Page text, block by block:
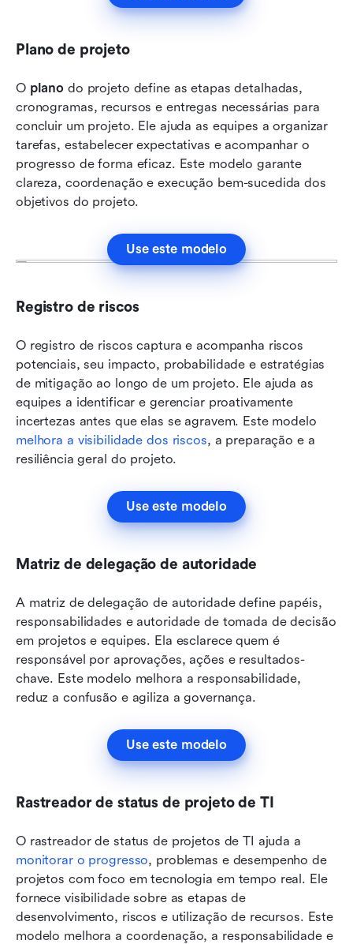
Plano de projeto
O plano do projeto define as etapas detalhadas,
cronogramas, recursos e entregas necessárias para
concluir um projeto. Ele ajuda as equipes a organizar
tarefas, estabelecer expectativas e acompanhar o
progresso de forma eficaz. Este modelo garante
clareza, coordenação e execução bem-sucedida dos
objetivos do projeto.
Use este modelo
Registro de riscos
O registro de riscos captura e acompanha riscos
potenciais, seu impacto, probabilidade e estratégias
de mitigação ao longo de um projeto. Ele ajuda as
equipes a identificar e gerenciar proativamente
melhora a visibilidade dos riscos, a preparação e a
resiliência geral do projeto.
Use este modelo
Matriz de delegação de autoridade
A matriz de delegação de autoridade define papéis,
responsabilidades e autoridade de tomada de decisão
em projetos e equipes. Ela esclarece quem é
responsável por aprovações, ações e resultados-
chave. Este modelo melhora a responsabilidade,
reduz a confusão e agiliza a governança.
Use este modelo
Rastreador de status de projeto de TI
monitorar o progresso, problemas e desempenho de
projetos com foco em tecnologia em tempo real. Ele
fornece visibilidade sobre as etapas de
desenvolvimento, riscos e utilização de recursos. Este
modelo melhora a coordenação, a responsabilidade e